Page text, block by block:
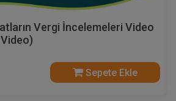
Vergi İncelemeleri Video
Sepete Ekle